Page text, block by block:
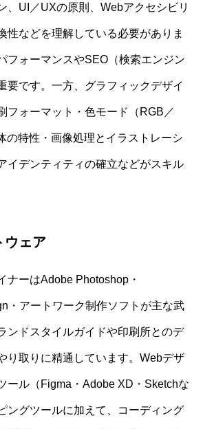
、UI／UXの原則、Webアクセシビリ
性などを理解している必要がありま
フォーマンスやSEO（検索エンジン
要です。一方、グラフィックデザイ
フォーマット・色モード（RGB／
の特性・画像処理とイラストレーシ
イデンティティの確立などがスキル
ウェア
ナーはAdobe Photoshop・
・アートワーク制作ソフトが主な武
ンドスタイルガイドや印刷所とのデ
り取りに精通しています。Webデザ
ール（Figma・Adobe XD・Sketchな
ングツールに加えて、コーディング